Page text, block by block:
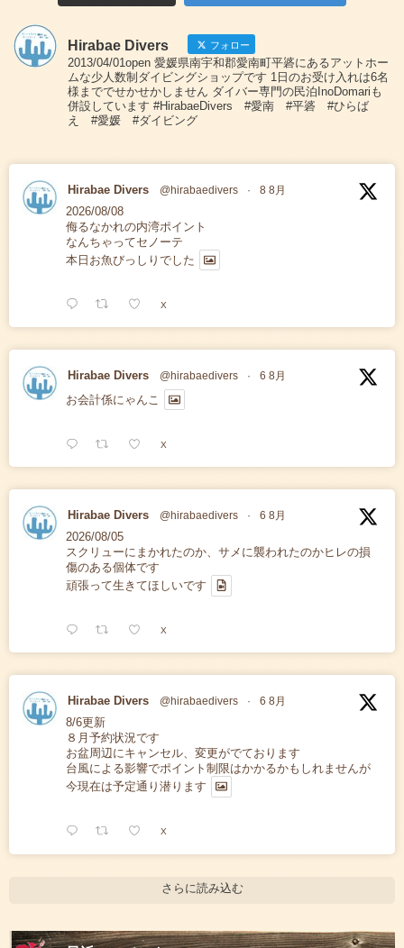
Hirabae Divers フォロー
2013/04/01open 愛媛県南宇和郡愛南町平碆にあるアットホー
ムな少人数制ダイビングショップです 1日のお受け入れは6名
様まででせかせかしません ダイバー専門の民泊InoDomariも
併設しています #HirabaeDivers #愛南 #平碆 #ひらば
え #愛媛 #ダイビング
Hirabae Divers @hirabaedivers · 8 8月
2026/08/08
侮るなかれの内湾ポイント
なんちゃってセノーテ
本日お魚びっしりでした
X
Hirabae Divers @hirabaedivers · 6 8月
お会計係にゃんこ
X
Hirabae Divers @hirabaedivers · 6 8月
2026/08/05
スクリューにまかれたのか、サメに襲われたのかヒレの損
傷のある個体です
頑張って生きてほしいです
X
Hirabae Divers @hirabaedivers · 6 8月
8/6更新
８月予約状況です
お盆周辺にキャンセル、変更がでております
台風による影響でポイント制限はかかるかもしれませんが
今現在は予定通り潜ります
X
さらに読み込む